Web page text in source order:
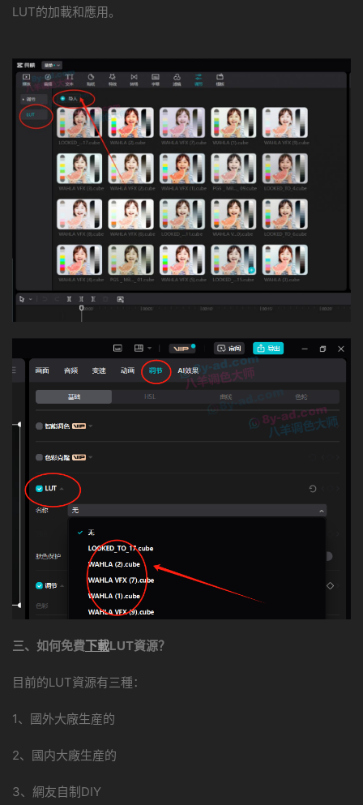
LUT的加載和應用。
三、如何免費下載LUT資源？
目前的LUT資源有三種：
1、國外大廠生産的
2、國内大廠生産的
3、網友自制DIY